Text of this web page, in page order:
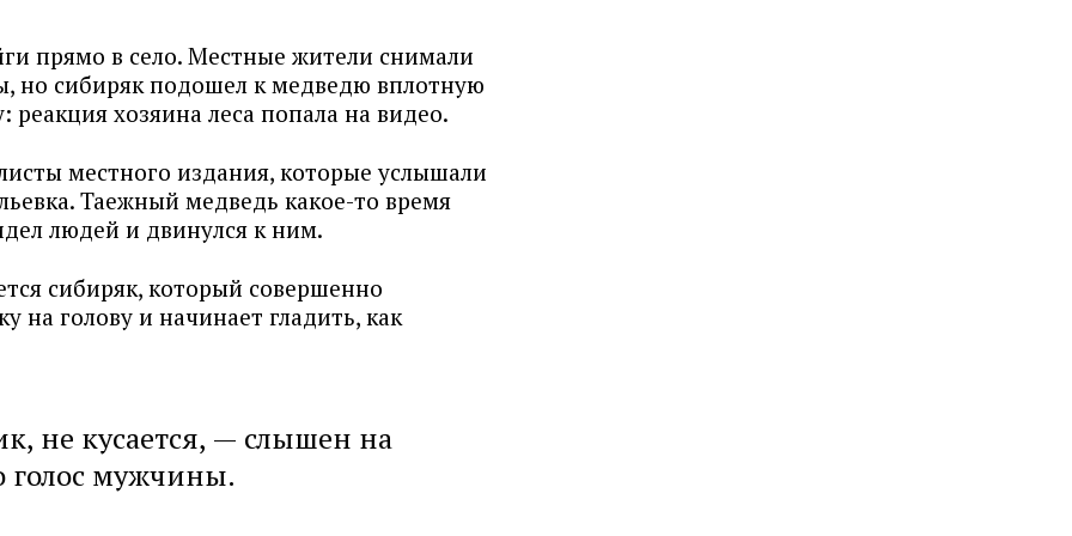
прямо в село. Местные жители снимали
но сибиряк подошел к медведю вплотную
реакция хозяина леса попала на видео.
местного издания, которые услышали
Таежный медведь какое-то время
людей и двинулся к ним.
сибиряк, который совершенно
на голову и начинает гладить, как
не кусается, — слышен на
голос мужчины.